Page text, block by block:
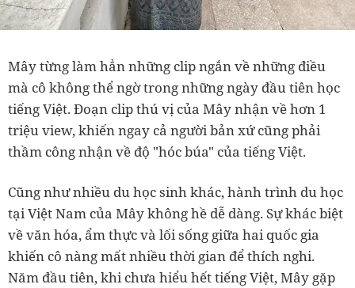
Mây từng làm hẳn những clip ngắn về những điều
mà cô không thể ngờ trong những ngày đầu tiên học
tiếng Việt. Đoạn clip thú vị của Mây nhận về hơn 1
triệu view, khiến ngay cả người bản xứ cũng phải
thầm công nhận về độ "hóc búa" của tiếng Việt.
Cũng như nhiều du học sinh khác, hành trình du học
tại Việt Nam của Mây không hề dễ dàng. Sự khác biệt
về văn hóa, ẩm thực và lối sống giữa hai quốc gia
khiến cô nàng mất nhiều thời gian để thích nghi.
Năm đầu tiên, khi chưa hiểu hết tiếng Việt, Mây gặp